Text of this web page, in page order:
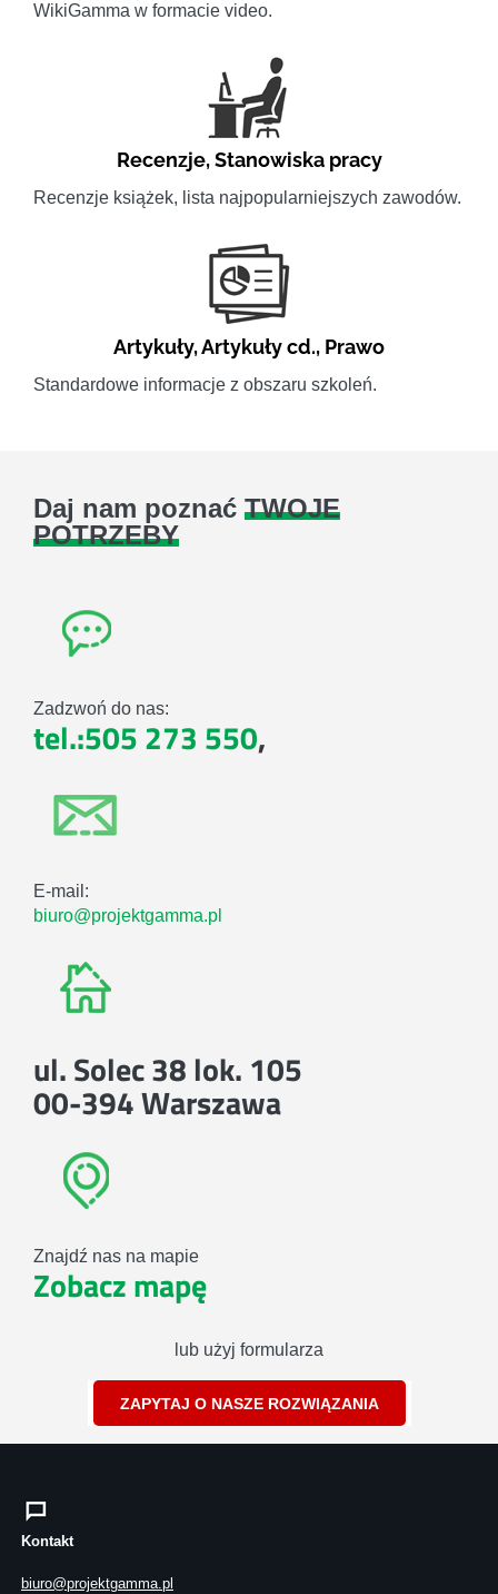
WikiGamma w formacie video.
Recenzje,Stanowiska pracy
Recenzje książek, lista najpopularniejszych zawodów.
Artykuły,Artykuły cd., Prawo
Standardowe informacje z obszaru szkoleń.
Daj nam poznać TWOJE
POTRZEBY
Zadzwoń do nas:
tel.:505 273 550,
E-mail:
biuro@projektgamma.pl
ul. Solec 38 lok. 105
00-394 Warszawa
Znajdź nas na mapie
Zobacz mapę
lub użyj formularza
ZAPYTAJ O NASZE ROZWIĄZANIA
Kontakt
biuro@projektgamma.pl